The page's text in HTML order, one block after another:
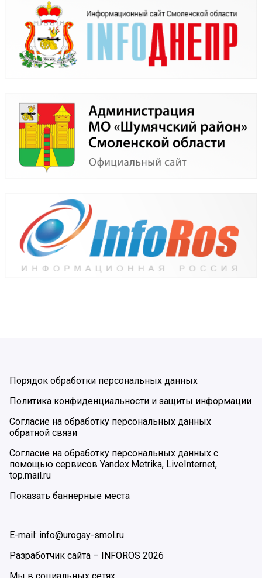
Порядок обработки персональных данных
Политика конфиденциальности и защиты информации
Согласие на обработку персональных данных
обратной связи
Согласие на обработку персональных данных с
помощью сервисов Yandex.Metrika, LiveInternet,
top.mail.ru
Показать баннерные места
E-mail: info@urogay-smol.ru
Разработчик сайта –
INFOROS 2026